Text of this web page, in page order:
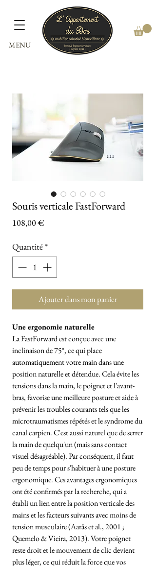
MENU
Souris verticale FastForward
108,00 €
Quantité*
Ajouter dans mon panier
Une ergonomie naturelle
La FastForward est conçue avec une
inclinaison de 75°, ce qui place
automatiquement votre main dans une
position naturelle et détendue. Cela évite les
tensions dans la main, le poignet et l'avant-
bras, favorise une meilleure posture et aide à
prévenir les troubles courants tels que les
microtraumatismes répétés et le syndrome du
canal carpien. C'est aussi naturel que de serrer
la main de quelqu'un (mais sans contact
visuel désagréable). Par conséquent, il faut
peu de temps pour s'habituer à une posture
ergonomique. Ces avantages ergonomiques
ont été confirmés par la recherche, qui a
établi un lien entre la position verticale des
mains et les facteurs suivants avec moins de
tension musculaire (Aarås et al., 2001 ;
Quemelo & Vieira, 2013). Votre poignet
reste droit et le mouvement de clic devient
plus léger, ce qui réduit la force que vos